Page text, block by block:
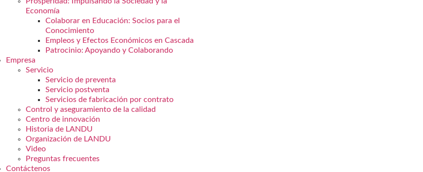
Economía
Colaborar en Educación: Socios para el
Conocimiento
Empleos y Efectos Económicos en Cascada
Patrocinio: Apoyando y Colaborando
Empresa
Servicio
Servicio de preventa
Servicio postventa
Servicios de fabricación por contrato
Control y aseguramiento de la calidad
Centro de innovación
Historia de LANDU
Organización de LANDU
Video
Preguntas frecuentes
Contáctenos